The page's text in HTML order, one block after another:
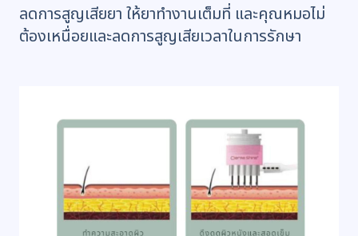
ลดการสูญเสียยา ให้ยาทำงานเต็มที่ และคุณหมอไม่
ต้องเหนื่อยและลดการสูญเสียเวลาในการรักษา